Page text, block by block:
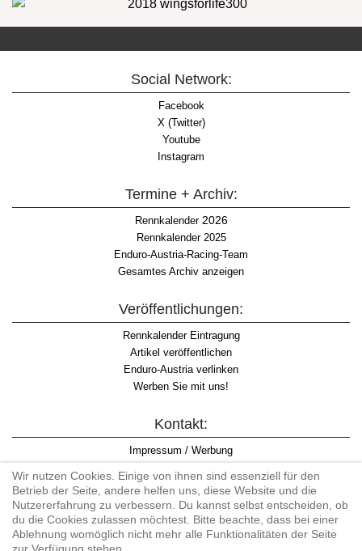
Social Network:
Facebook
X (Twitter)
Youtube
Instagram
Termine + Archiv:
Rennkalender2026
Rennkalender 2025
Enduro-Austria-Racing-Team
Gesamtes Archiv anzeigen
Veröffentlichungen:
Rennkalender Eintragung
Artikel veröffentlichen
Enduro-Austria verlinken
Werben Sie mit uns!
Kontakt:
Impressum / Werbung
Informationspflicht WKO
AGB
Wir nutzen Cookies. Einige von ihnen sind essenziell für den
Betrieb der Seite, andere helfen uns, diese Website und die
Nutzererfahrung zu verbessern. Du kannst selbst entscheiden, ob
du die Cookies zulassen möchtest. Bitte beachte, dass bei einer
Ablehnung womöglich nicht mehr alle Funktionalitäten der Seite